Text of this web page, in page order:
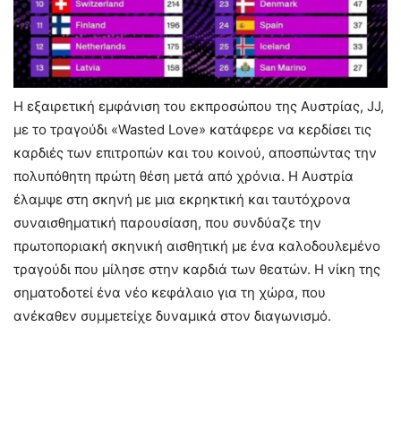
Η εξαιρετική εμφάνιση του εκπροσώπου της Αυστρίας, JJ,
με το τραγούδι «Wasted Love» κατάφερε να κερδίσει τις
καρδιές των επιτροπών και του κοινού, αποσπώντας την
πολυπόθητη πρώτη θέση μετά από χρόνια. Η Αυστρία
έλαμψε στη σκηνή με μια εκρηκτική και ταυτόχρονα
συναισθηματική παρουσίαση, που συνδύαζε την
πρωτοποριακή σκηνική αισθητική με ένα καλοδουλεμένο
τραγούδι που μίλησε στην καρδιά των θεατών. Η νίκη της
σηματοδοτεί ένα νέο κεφάλαιο για τη χώρα, που
ανέκαθεν συμμετείχε δυναμικά στον διαγωνισμό.